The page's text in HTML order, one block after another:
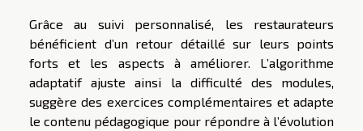
Grâce au suivi personnalisé, les restaurateurs
bénéficient d’un retour détaillé sur leurs points
forts et les aspects à améliorer. L’algorithme
adaptatif ajuste ainsi la difficulté des modules,
suggère des exercices complémentaires et adapte
le contenu pédagogique pour répondre à l’évolution